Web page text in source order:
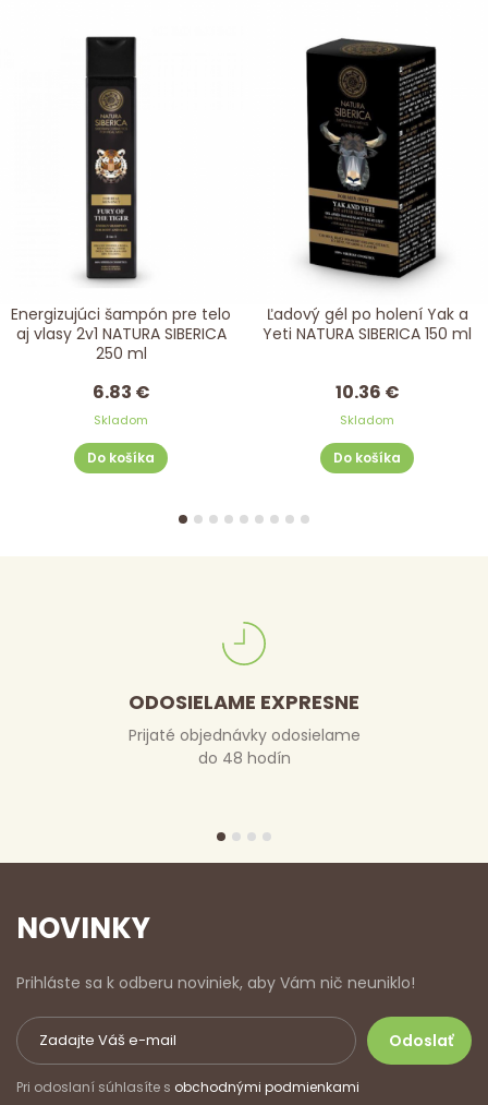
Energizujúci šampón pre telo
aj vlasy 2v1 NATURA SIBERICA
250 ml
6.83 €
Skladom
Do košíka
Ľadový gél po holení Yak a
Yeti NATURA SIBERICA 150 ml
10.36 €
Skladom
Do košíka
ODOSIELAME EXPRESNE
Prijaté objednávky odosielame
do 48 hodín
NOVINKY
Prihláste sa k odberu noviniek, aby Vám nič neuniklo!
Pri odoslaní súhlasíte s obchodnými podmienkami